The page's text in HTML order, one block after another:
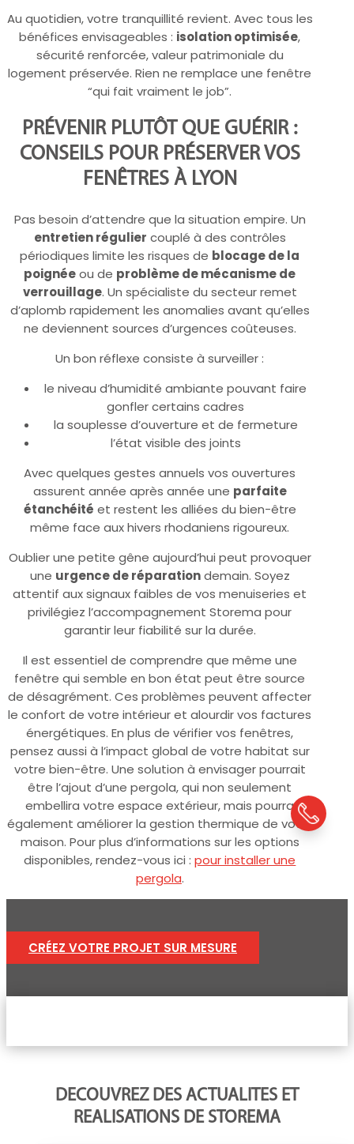
Au quotidien, votre tranquillité revient. Avec tous les
bénéfices envisageables : isolation optimisée,
sécurité renforcée, valeur patrimoniale du
logement préservée. Rien ne remplace une fenêtre
“qui fait vraiment le job”.
PRÉVENIR PLUTÔT QUE GUÉRIR :
CONSEILS POUR PRÉSERVER VOS
FENÊTRES À LYON
Pas besoin d’attendre que la situation empire. Un
entretien régulier couplé à des contrôles
périodiques limite les risques de blocage de la
poignéeou de problème de mécanisme de
verrouillage. Un spécialiste du secteur remet
d’aplomb rapidement les anomalies avant qu’elles
ne deviennent sources d’urgences coûteuses.
Un bon réflexe consiste à surveiller :
le niveau d’humidité ambiante pouvant faire
gonfler certains cadres
la souplesse d’ouverture et de fermeture
l’état visible des joints
Avec quelques gestes annuels vos ouvertures
assurent année après année une parfaite
étanchéité et restent les alliées du bien-être
même face aux hivers rhodaniens rigoureux.
Oublier une petite gêne aujourd’hui peut provoquer
une urgence de réparationdemain. Soyez
attentif aux signaux faibles de vos menuiseries et
privilégiez l’accompagnement Storema pour
garantir leur fiabilité sur la durée.
Il est essentiel de comprendre que même une
fenêtre qui semble en bon état peut être source
de désagrément. Ces problèmes peuvent affecter
le confort de votre intérieur et alourdir vos factures
énergétiques. En plus de vérifier vos fenêtres,
pensez aussi à l’impact global de votre habitat sur
votre bien-être. Une solution à envisager pourrait
être l’ajout d’une pergola, qui non seulement
embellira votre espace extérieur, mais pourra
également améliorer la gestion thermique de votre
maison. Pour plus d’informations sur les options
disponibles, rendez-vous ici :pour installer une
pergola.
CRÉEZ VOTRE PROJET SUR MESURE
DECOUVREZ DES ACTUALITES ET
REALISATIONS DE STOREMA